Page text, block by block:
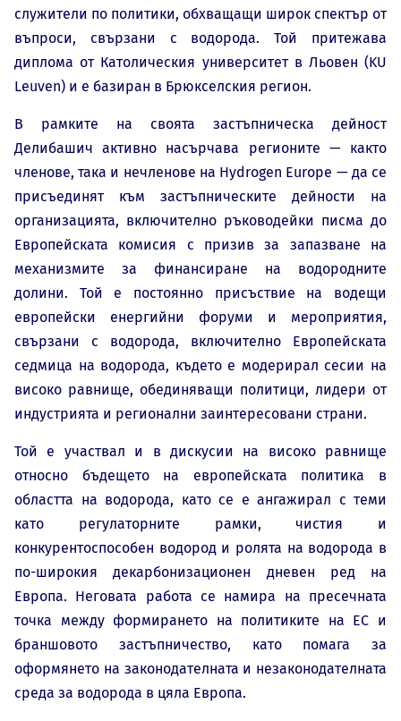
служители по политики, обхващащи широк спектър от
въпроси, свързани с водорода. Той притежава
диплома от Католическия университет в Льовен (KU
Leuven) и е базиран в Брюкселския регион.
В рамките на своята застъпническа дейност
Делибашич активно насърчава регионите — както
членове, така и нечленове на Hydrogen Europe — да се
присъединят към застъпническите дейности на
организацията, включително ръководейки писма до
Европейската комисия с призив за запазване на
механизмите за финансиране на водородните
долини. Той е постоянно присъствие на водещи
европейски енергийни форуми и мероприятия,
свързани с водорода, включително Европейската
седмица на водорода, където е модерирал сесии на
високо равнище, обединяващи политици, лидери от
индустрията и регионални заинтересовани страни.
Той е участвал и в дискусии на високо равнище
относно бъдещето на европейската политика в
областта на водорода, като се е ангажирал с теми
като регулаторните рамки, чистия и
конкурентоспособен водород и ролята на водорода в
по-широкия декарбонизационен дневен ред на
Европа. Неговата работа се намира на пресечната
точка между формирането на политиките на ЕС и
браншовото застъпничество, като помага за
оформянето на законодателната и незаконодателната
среда за водорода в цяла Европа.